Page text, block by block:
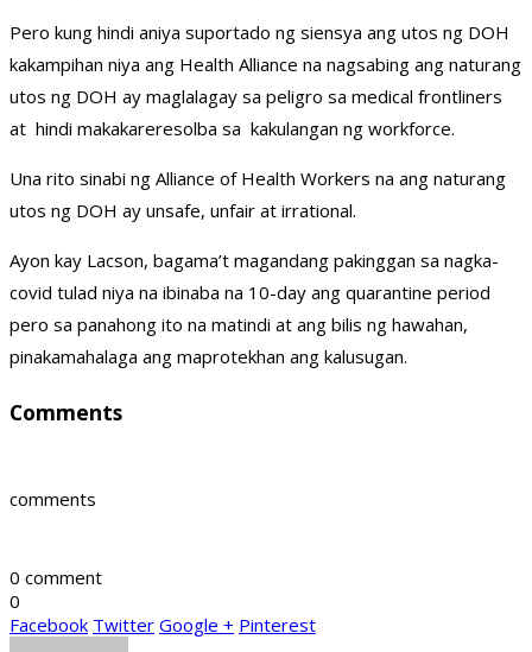
Pero kung hindi aniya suportado ng siensya ang utos ng DOH
kakampihan niya ang Health Alliance na nagsabing ang naturang
utos ng DOH ay maglalagay sa peligro sa medical frontliners
at hindi makakareresolba sa kakulangan ng workforce.
Una rito sinabi ng Alliance of Health Workers na ang naturang
utos ng DOH ay unsafe, unfair at irrational.
Ayon kay Lacson, bagama’t magandang pakinggan sa nagka-
covid tulad niya na ibinaba na 10-day ang quarantine period
pero sa panahong ito na matindi at ang bilis ng hawahan,
pinakamahalaga ang maprotekhan ang kalusugan.
Comments
comments
0 comment
0
Facebook Twitter Google + Pinterest